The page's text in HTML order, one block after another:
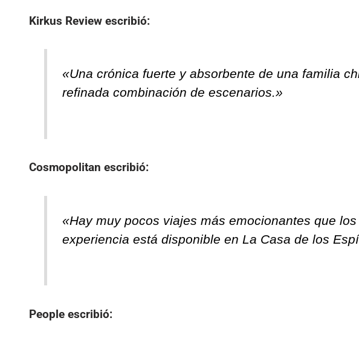
Kirkus Review escribió:
«Una crónica fuerte y absorbente de una familia
refinada combinación de escenarios.»
Cosmopolitan escribió:
«Hay muy pocos viajes más emocionantes que
experiencia está disponible en La Casa de los
People escribió: